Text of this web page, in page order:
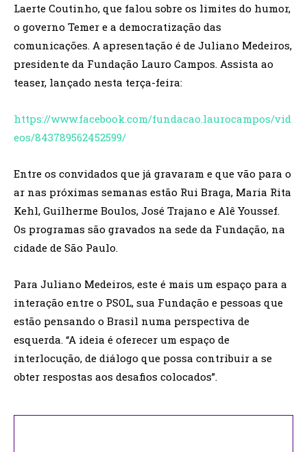
Laerte Coutinho, que falou sobre os limites do humor,
o governo Temer e a democratização das
comunicações. A apresentação é de Juliano Medeiros,
presidente da Fundação Lauro Campos. Assista ao
teaser, lançado nesta terça-feira:
https://www.facebook.com/fundacao.laurocampos/vid
eos/843789562452599/
Entre os convidados que já gravaram e que vão para o
ar nas próximas semanas estão Rui Braga, Maria Rita
Kehl, Guilherme Boulos, José Trajano e Alê Youssef.
Os programas são gravados na sede da Fundação, na
cidade de São Paulo.
Para Juliano Medeiros, este é mais um espaço para a
interação entre o PSOL, sua Fundação e pessoas que
estão pensando o Brasil numa perspectiva de
esquerda. “A ideia é oferecer um espaço de
interlocução, de diálogo que possa contribuir a se
obter respostas aos desafios colocados”.